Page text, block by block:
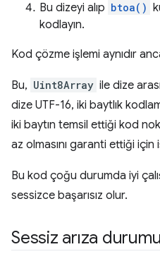
Bu dizeyi alıp btoa()
kodlayın.
Kod çözme işlemi aynıdır
Bu, Uint8Array ile dize
dize UTF-16, iki baytlık
iki baytın temsil ettiği kod
az olmasını garanti ettiği için
Bu kod çoğu durumda iyi
sessizce başarısız olur.
Sessiz arıza durumu